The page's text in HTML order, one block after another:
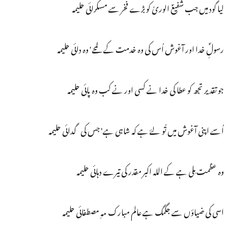
لیا گود میں جب شفیعؐ الوریٰ کو بڑے فخر سے مسکرائی حلیمہ
رسولِؐ خدا اور آغوش اُس کی وہ خدمت کے لمحے' وہ دائی حلیمہ
جو تقدیر تجھ کو عطا کی خدا نے کسی اور نے کب وہ پائی حلیمہ
اُسے اپنی آغوش میں تُو لۓ ہے کہ شاہی ہے' جس کی گدائی حلیمہ
وہ عظمت مِلی ہے کے اللہ اکبر مقدر کی تیرے دہائی حلیمہ
اسی کی ضیاؤں سے جگمگ ہے عالم مبارک مہِ مصطفائی حلیمہ